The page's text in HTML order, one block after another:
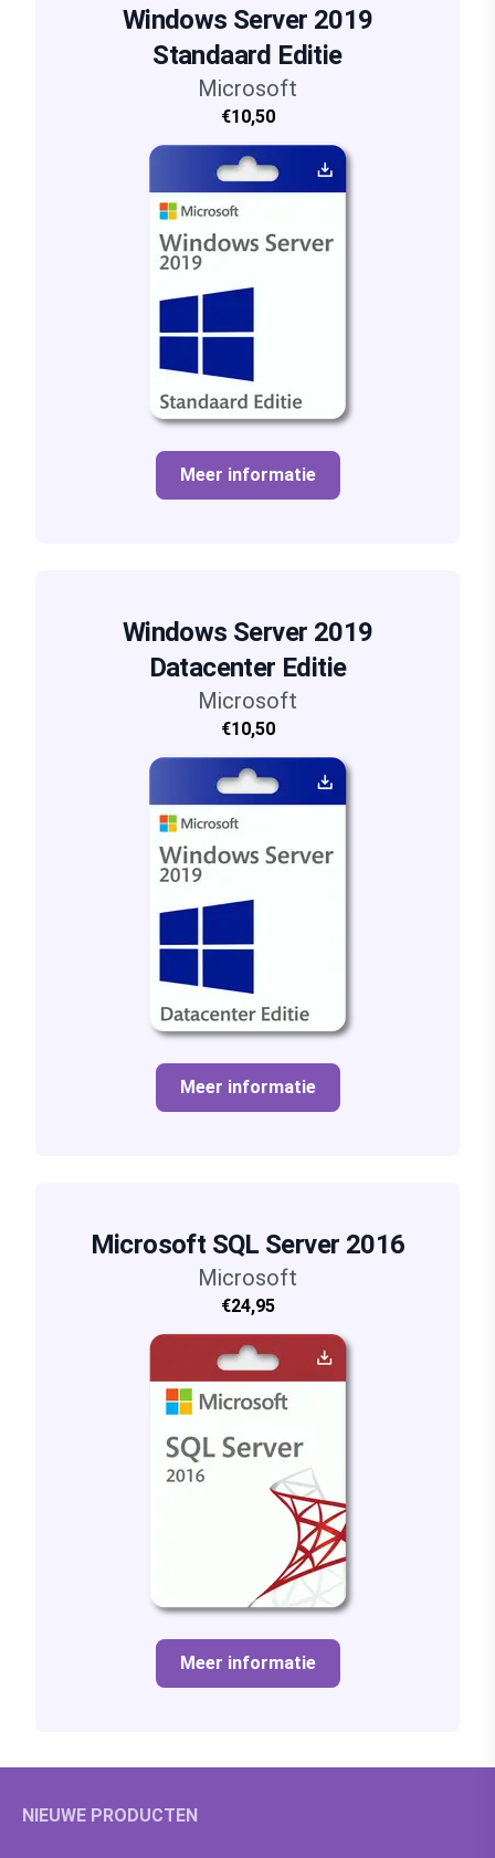
Windows Server 2019
Standaard Editie
Microsoft
€10,50
Meer informatie
Windows Server 2019
Datacenter Editie
Microsoft
€10,50
Meer informatie
Microsoft SQL Server 2016
Microsoft
€24,95
Meer informatie
NIEUWE PRODUCTEN